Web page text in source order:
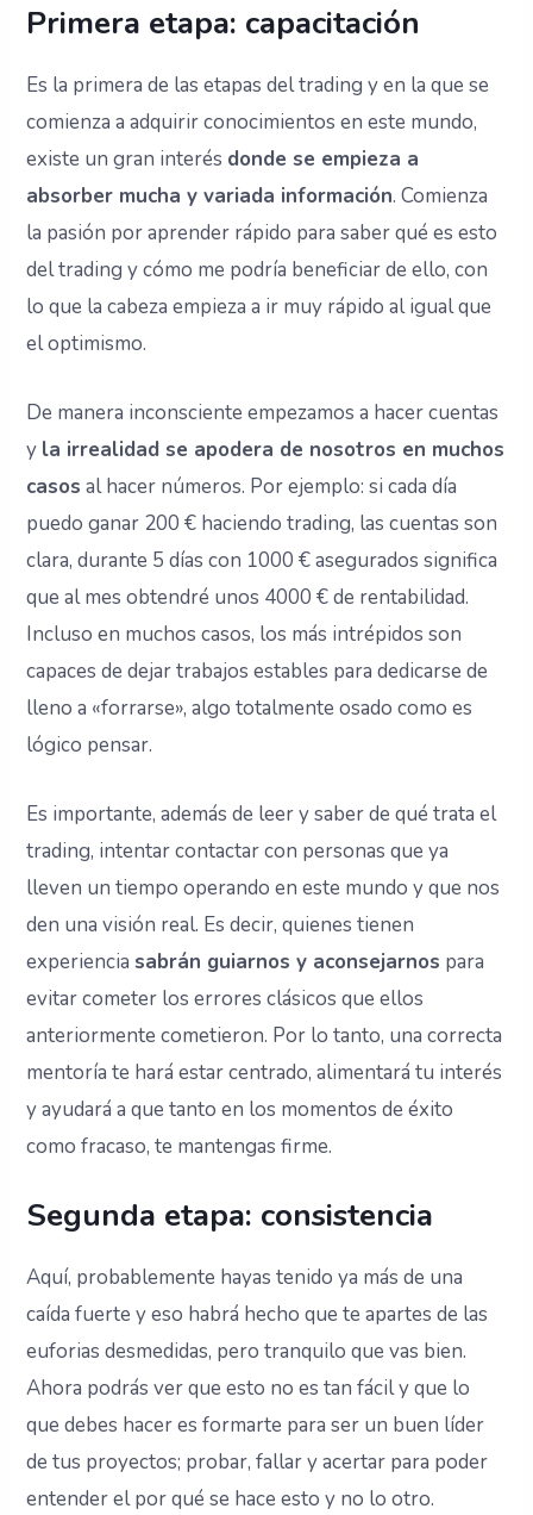
Primera etapa: capacitación
Es la primera de las etapas del trading y en la que se
comienza a adquirir conocimientos en este mundo,
existe un gran interés donde se empieza a
absorber mucha y variada información. Comienza
la pasión por aprender rápido para saber qué es esto
del trading y cómo me podría beneficiar de ello, con
lo que la cabeza empieza a ir muy rápido al igual que
el optimismo.
De manera inconsciente empezamos a hacer cuentas
y la irrealidad se apodera de nosotros en muchos
casos al hacer números. Por ejemplo: si cada día
puedo ganar 200 € haciendo trading, las cuentas son
clara, durante 5 días con 1000 € asegurados significa
que al mes obtendré unos 4000 € de rentabilidad.
Incluso en muchos casos, los más intrépidos son
capaces de dejar trabajos estables para dedicarse de
lleno a «forrarse», algo totalmente osado como es
lógico pensar.
Es importante, además de leer y saber de qué trata el
trading, intentar contactar con personas que ya
lleven un tiempo operando en este mundo y que nos
den una visión real. Es decir, quienes tienen
experienciasabrán guiarnos y aconsejarnos para
evitar cometer los errores clásicos que ellos
anteriormente cometieron. Por lo tanto, una correcta
mentoría te hará estar centrado, alimentará tu interés
y ayudará a que tanto en los momentos de éxito
como fracaso, te mantengas firme.
Segunda etapa: consistencia
Aquí, probablemente hayas tenido ya más de una
caída fuerte y eso habrá hecho que te apartes de las
euforias desmedidas, pero tranquilo que vas bien.
Ahora podrás ver que esto no es tan fácil y que lo
que debes hacer es formarte para ser un buen líder
de tus proyectos; probar, fallar y acertar para poder
entender el por qué se hace esto y no lo otro.